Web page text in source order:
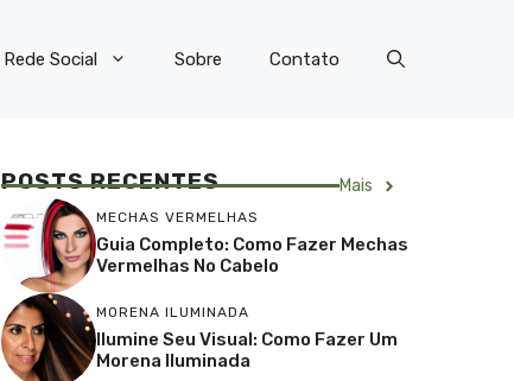
Rede Social Sobre Contato
POSTS RECENTES Mais
MECHAS VERMELHAS
Guia Completo: Como Fazer Mechas
Vermelhas No Cabelo
MORENA ILUMINADA
Ilumine Seu Visual: Como Fazer Um
Morena Iluminada